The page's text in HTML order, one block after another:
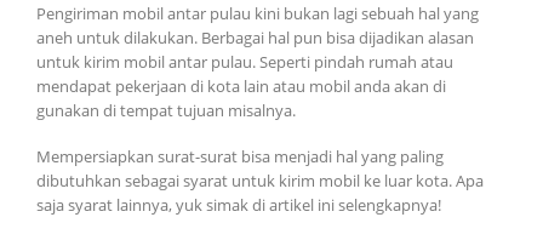
Pengiriman mobil antar pulau kini bukan lagi sebuah hal yang
aneh untuk dilakukan. Berbagai hal pun bisa dijadikan alasan
untuk kirim mobil antar pulau. Seperti pindah rumah atau
mendapat pekerjaan di kota lain atau mobil anda akan di
gunakan di tempat tujuan misalnya.
Mempersiapkan surat-surat bisa menjadi hal yang paling
dibutuhkan sebagai syarat untuk kirim mobil ke luar kota. Apa
saja syarat lainnya, yuk simak di artikel ini selengkapnya!